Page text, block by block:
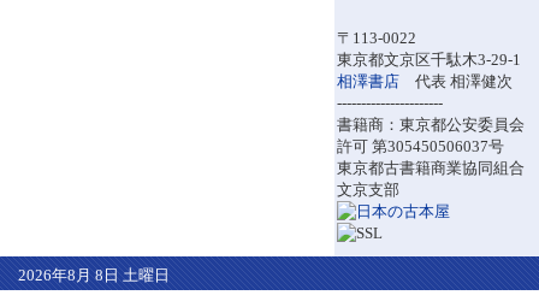
〒113-0022
東京都文京区千駄木3-29-1
相澤書店 代表 相澤健次
----------------------
書籍商：東京都公安委員会
許可 第305450506037号
東京都古書籍商業協同組合
文京支部
2026年8月 8日 土曜日